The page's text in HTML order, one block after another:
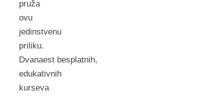
pruža
ovu
jedinstvenu
priliku.
Dvanaest besplatnih,
edukativnih
kurseva